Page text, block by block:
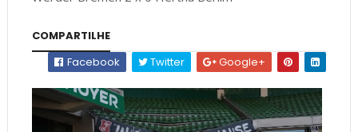
COMPARTILHE
Facebook
Twitter Google+